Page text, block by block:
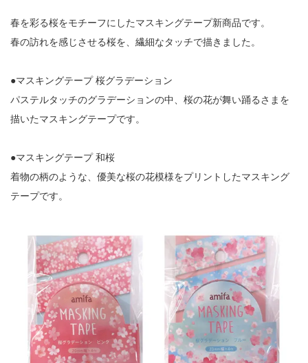
春を彩る桜をモチーフにしたマスキングテープ新商品です。
春の訪れを感じさせる桜を、繊細なタッチで描きました。
●マスキングテープ 桜グラデーション
パステルタッチのグラデーションの中、桜の花が舞い踊るさまを
描いたマスキングテープです。
●マスキングテープ 和桜
着物の柄のような、優美な桜の花模様をプリントしたマスキング
テープです。